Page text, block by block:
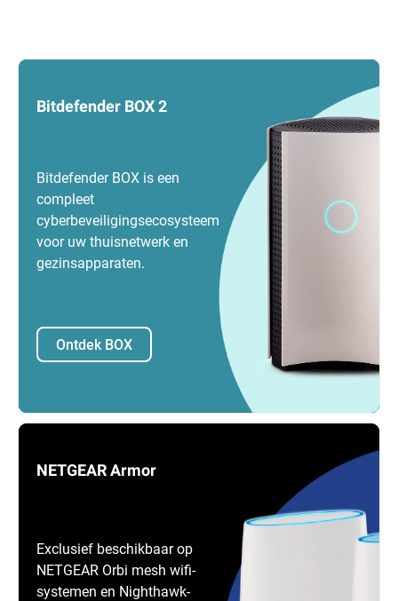
Bitdefender BOX 2
Bitdefender BOX is een
compleet
cyberbeveiligingsecosysteem
voor uw thuisnetwerk en
gezinsapparaten.
Ontdek BOX
NETGEAR Armor
Exclusief beschikbaar op
NETGEAR Orbi mesh wifi-
systemen en Nighthawk-